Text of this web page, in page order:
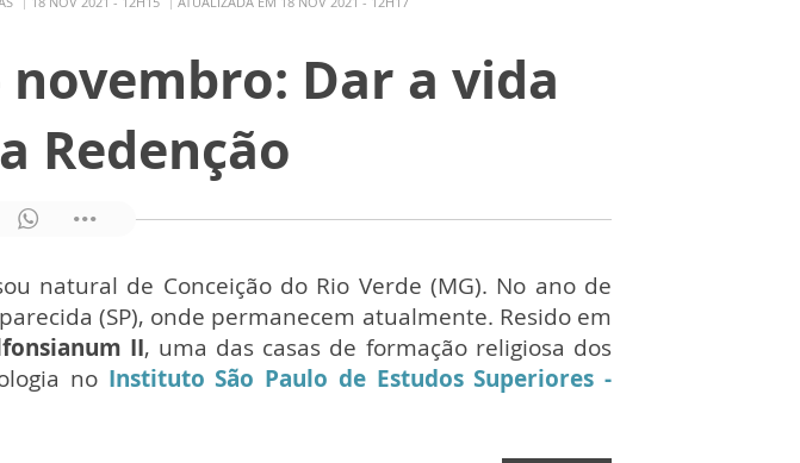
Dar a vida
Redenção
natural de Conceição do Rio Verde (MG). No ano de
(SP), onde permanecem atualmente. Resido em
II, uma das casas de formação religiosa dos
no Instituto São Paulo de Estudos Superiores -